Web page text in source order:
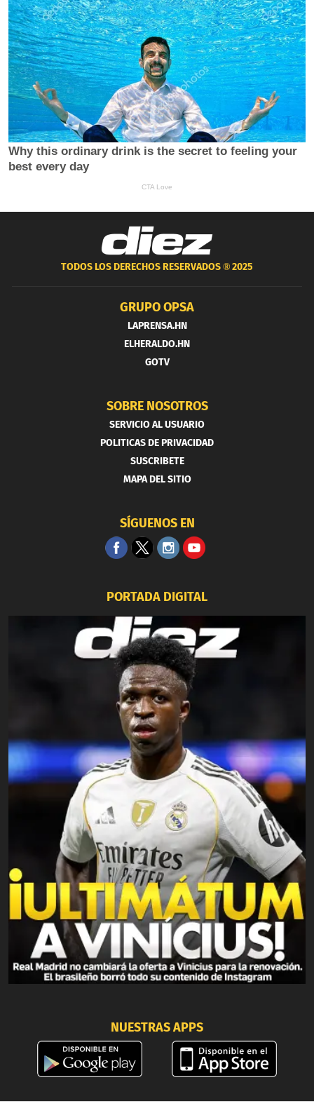
TODOS LOS DERECHOS RESERVADOS ®2025
GRUPO OPSA
LAPRENSA.HN
ELHERALDO.HN
GOTV
SOBRE NOSOTROS
SERVICIO AL USUARIO
POLITICAS DE PRIVACIDAD
SUSCRIBETE
MAPA DEL SITIO
SÍGUENOS EN
PORTADA DIGITAL
NUESTRAS APPS